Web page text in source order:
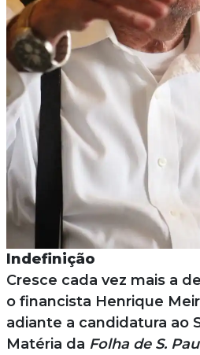
Indefinição
Cresce cada vez mais a
o financista Henrique
adiante a candidatura ao
Matéria da Folha de S.